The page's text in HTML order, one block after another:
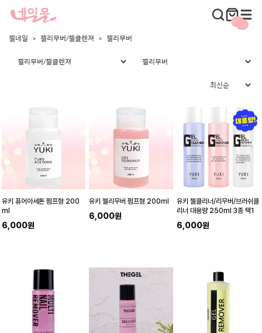
젤네일 젤리무버/젤클렌져 젤리무버
유키 퓨어아세톤 펌프형 200
ml
6,000원
유키 젤리무버 펌프형 200ml
6,000원
유키 젤클리너/리무버/브러쉬클
리너 대용량 250ml 3종 택1
6,000원